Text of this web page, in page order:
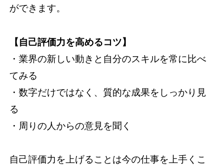
ができます。
【自己評価力を高めるコツ】
・業界の新しい動きと自分のスキルを常に比べ
てみる
・数字だけではなく、質的な成果をしっかり見
る
・周りの人からの意見を聞く
自己評価力を上げることは今の仕事を上手くこ